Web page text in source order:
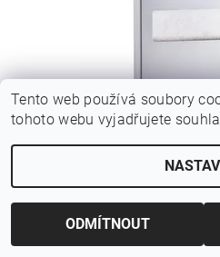
ZÁSOBNÍK NA HYGIENICKÉ
LESK
Tento web používá soubory
tohoto webu vyjadřujete
ODMÍTNOUT